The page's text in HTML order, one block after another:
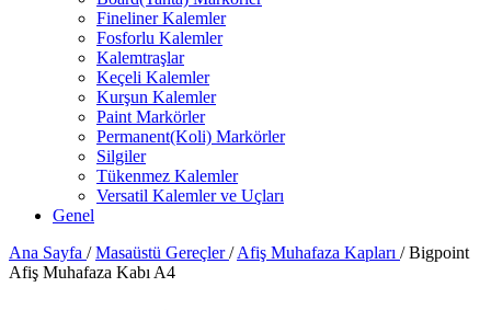
Fineliner Kalemler
Fosforlu Kalemler
Kalemtraşlar
Keçeli Kalemler
Kurşun Kalemler
Paint Markörler
Permanent(Koli) Markörler
Silgiler
Tükenmez Kalemler
Versatil Kalemler ve Uçları
Genel
Ana Sayfa / Masaüstü Gereçler/ Afiş Muhafaza Kapları / Bigpoint
Afiş Muhafaza Kabı A4